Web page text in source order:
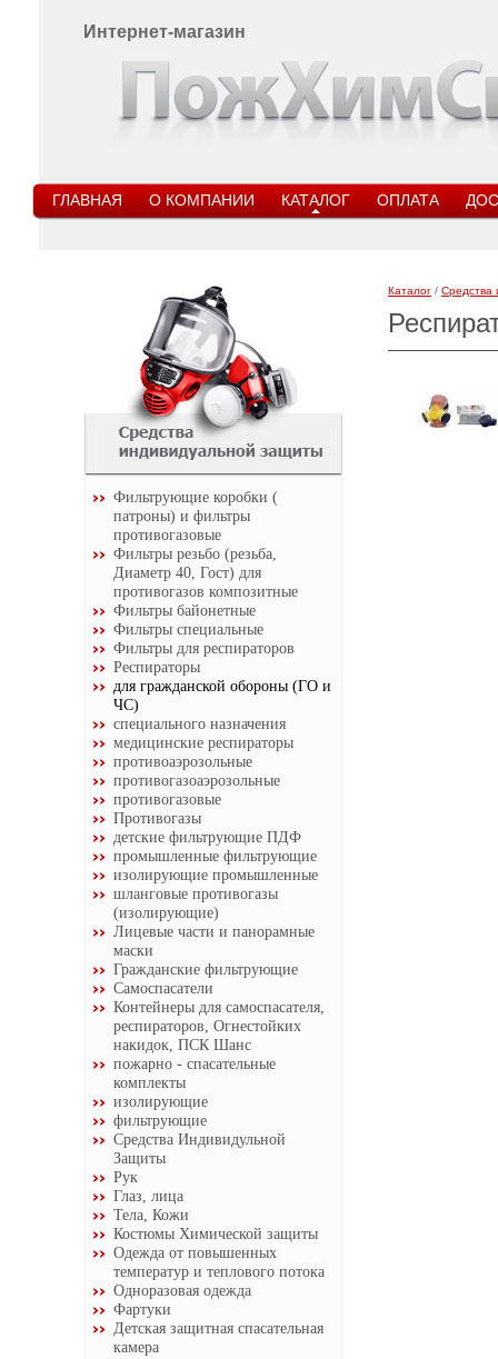
Интернет-магазин
ГЛАВНАЯ О КОМПАНИИ КАТАЛОГ ОПЛАТА
Фильтрующие коробки (
патроны) и фильтры
противогазовые
Фильтры резьбо (резьба,
Диаметр 40, Гост) для
противогазов композитные
Фильтры байонетные
Фильтры специальные
Фильтры для респираторов
Респираторы
для гражданской обороны (ГО и
ЧС)
специального назначения
медицинские респираторы
противоаэрозольные
противогазоаэрозольные
противогазовые
Противогазы
детские фильтрующие ПДФ
промышленные фильтрующие
изолирующие промышленные
шланговые противогазы
(изолирующие)
Лицевые части и панорамные
маски
Гражданские фильтрующие
Самоспасатели
Контейнеры для самоспасателя,
респираторов, Огнестойких
накидок, ПСК Шанс
пожарно - спасательные
комплекты
изолирующие
фильтрующие
Средства Индивидульной
Защиты
Рук
Глаз, лица
Тела, Кожи
Костюмы Химической защиты
Одежда от повышенных
температур и теплового потока
Одноразовая одежда
Фартуки
Детская защитная спасательная
камера
Каталог / Средства